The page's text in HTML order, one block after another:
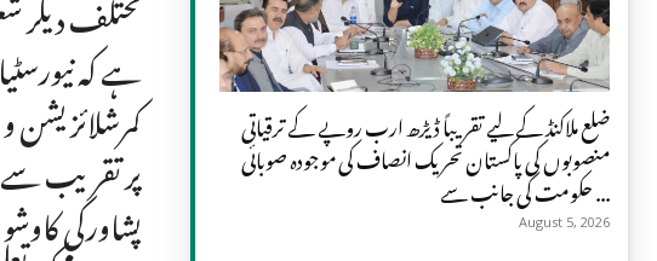
ہے کہ
پر تقریب
پشاورکی
ضلع ملاکنڈ کے لیے تقریباً ڈیڑھ ارب روپے کے ترقیاتی
منصوبوں کی پاکستان تحریک انصاف کی موجودہ صوبائی
حکومت کی جانب سے ...
August 5, 2026